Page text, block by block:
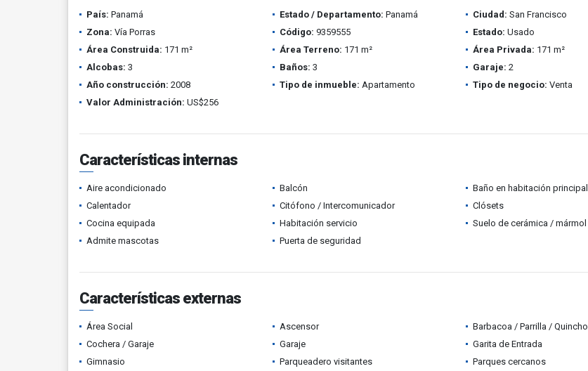
País: Panamá Estado / Departamento: Panamá Ciudad: San Francisco
Zona: Vía Porras Código: 9359555 Estado: Usado
Área Construida: 171 m² Área Terreno: 171 m² Área Privada: 171 m²
Alcobas: 3 Baños: 3 Garaje: 2
Año construcción: 2008 Tipo de inmueble: Apartamento Tipo de negocio: Venta
Valor Administración: US$256
Características internas
Aire acondicionado Balcón
Baño en habitación principal
Calentador
Citófono / Intercomunicador
Clósets
Cocina equipada
Habitación servicio
Suelo de cerámica / mármol
Admite mascotas
Puerta de seguridad
Características externas
Área Social Ascensor
Barbacoa / Parrilla / Quincho
Cochera / Garaje
Garaje
Garita de Entrada
Gimnasio
Parqueadero visitantes
Parques cercanos